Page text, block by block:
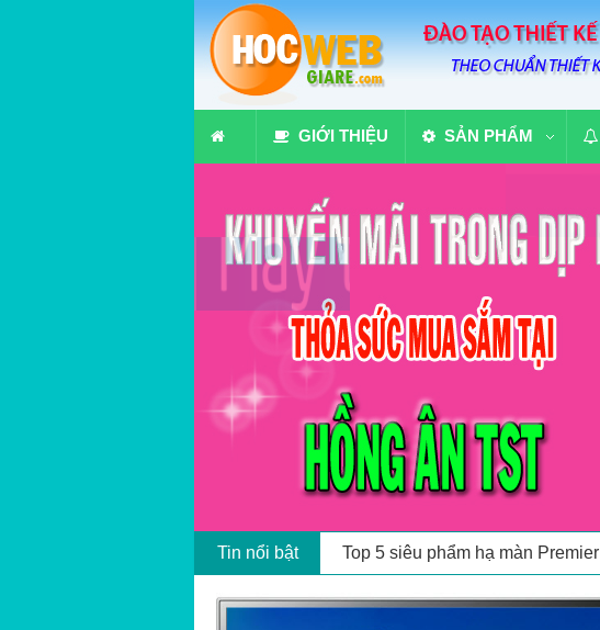
GIỚI THIỆU SẢN PHẨM
Tin nổi bật
10 chuyên gia đá cánh xuất sắc
Nhóm HotGirls cổ động chuyên